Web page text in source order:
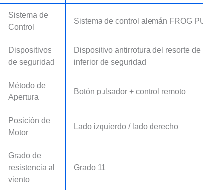
Sistema de
Control
Sistema de control alemán FROG
Dispositivos
de seguridad
Dispositivo antirrotura del resorte
inferior de seguridad
Método de
Apertura
Botón pulsador + control remoto
Posición del
Motor
Lado izquierdo / lado derecho
Grado de
resistencia al
viento
Grado 11